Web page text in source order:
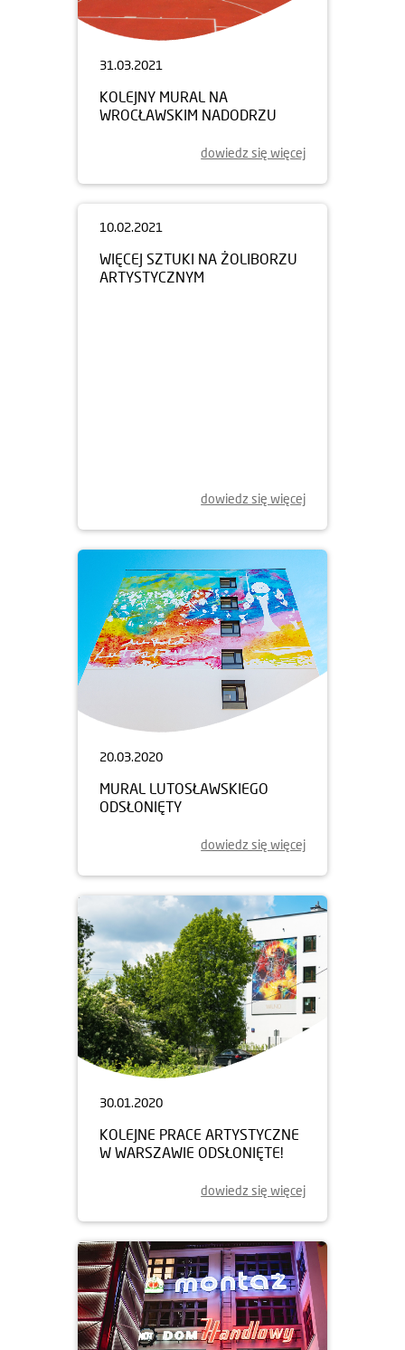
31.03.2021
KOLEJNY MURAL NA
WROCŁAWSKIM NADODRZU
dowiedz się więcej
10.02.2021
WIĘCEJ SZTUKI NA ŻOLIBORZU
ARTYSTYCZNYM
dowiedz się więcej
20.03.2020
MURAL LUTOSŁAWSKIEGO
ODSŁONIĘTY
dowiedz się więcej
30.01.2020
KOLEJNE PRACE ARTYSTYCZNE
W WARSZAWIE ODSŁONIĘTE!
dowiedz się więcej